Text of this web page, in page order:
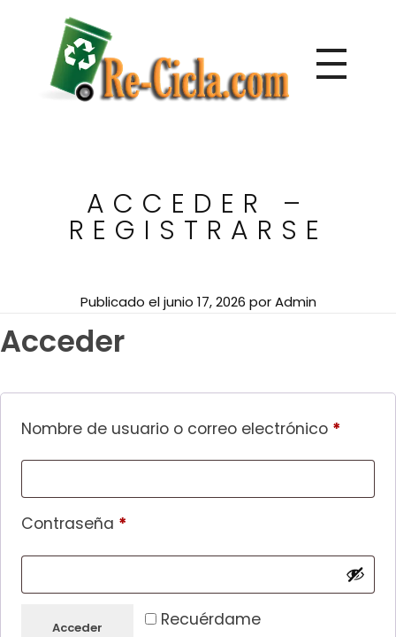
ACCEDER –
REGISTRARSE
Publicado el junio 17, 2026 por Admin
Acceder
Nombre de usuario o correo electrónico *
Contraseña *
Recuérdame
Acceder